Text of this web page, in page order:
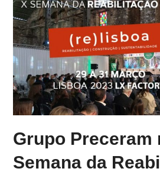
Grupo Preceram
Semana da